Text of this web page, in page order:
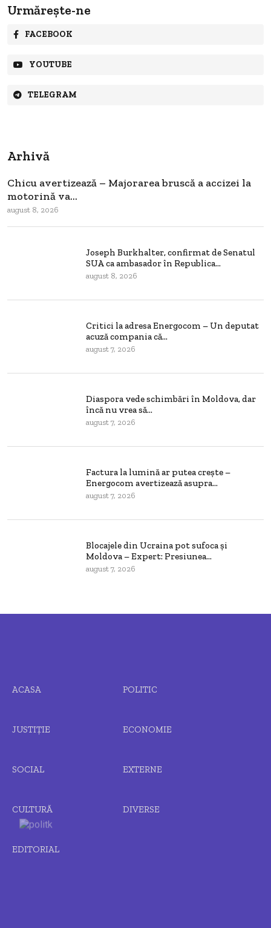
Urmărește-ne
FACEBOOK
YOUTUBE
TELEGRAM
Arhivă
Chicu avertizează – Majorarea bruscă a accizei la
motorină va...
august 8, 2026
Joseph Burkhalter, confirmat de Senatul
SUA ca ambasador în Republica...
august 8, 2026
Critici la adresa Energocom – Un deputat
acuză compania că...
august 7, 2026
Diaspora vede schimbări în Moldova, dar
încă nu vrea să...
august 7, 2026
Factura la lumină ar putea crește –
Energocom avertizează asupra...
august 7, 2026
Blocajele din Ucraina pot sufoca și
Moldova – Expert: Presiunea...
august 7, 2026
ACASA POLITIC
JUSTIȚIE ECONOMIE
SOCIAL EXTERNE
CULTURĂ DIVERSE
EDITORIAL